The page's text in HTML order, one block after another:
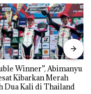
Winner”, Abimanyu
Kibarkan Merah
Dua Kali di Thailand